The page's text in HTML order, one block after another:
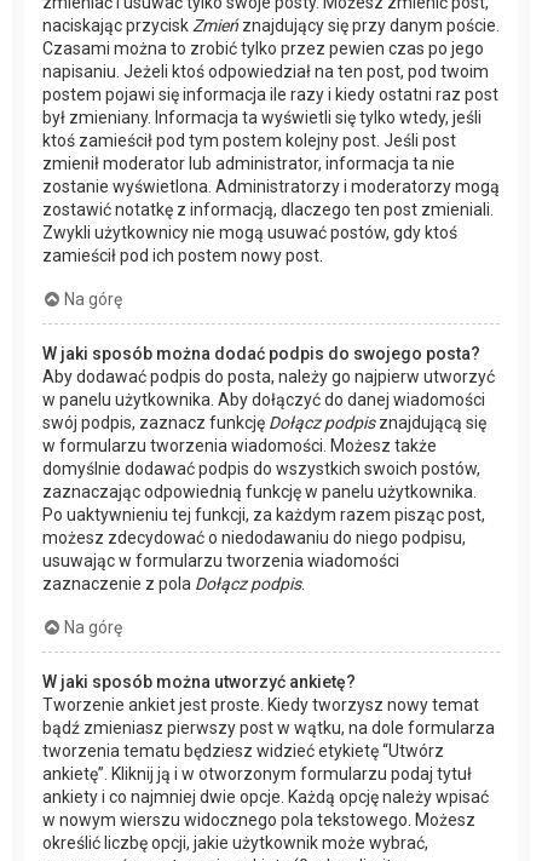
naciskając przycisk Zmieńznajdujący się przy danym poście.
Czasami można to zrobić tylko przez pewien czas po jego
napisaniu. Jeżeli ktoś odpowiedział na ten post, pod twoim
postem pojawi się informacja ile razy i kiedy ostatni raz post
był zmieniany. Informacja ta wyświetli się tylko wtedy, jeśli
ktoś zamieścił pod tym postem kolejny post. Jeśli post
zmienił moderator lub administrator, informacja ta nie
zostanie wyświetlona. Administratorzy i moderatorzy mogą
zostawić notatkę z informacją, dlaczego ten post zmieniali.
Zwykli użytkownicy nie mogą usuwać postów, gdy ktoś
zamieścił pod ich postem nowy post.
Na górę
W jaki sposób można dodać podpis do swojego posta?
Aby dodawać podpis do posta, należy go najpierw utworzyć
w panelu użytkownika. Aby dołączyć do danej wiadomości
swój podpis, zaznacz funkcję Dołącz podpisznajdującą się
w formularzu tworzenia wiadomości. Możesz także
domyślnie dodawać podpis do wszystkich swoich postów,
zaznaczając odpowiednią funkcję w panelu użytkownika.
Po uaktywnieniu tej funkcji, za każdym razem pisząc post,
możesz zdecydować o niedodawaniu do niego podpisu,
usuwając w formularzu tworzenia wiadomości
zaznaczenie z pola Dołącz podpis.
Na górę
W jaki sposób można utworzyć ankietę?
Tworzenie ankiet jest proste. Kiedy tworzysz nowy temat
bądź zmieniasz pierwszy post w wątku, na dole formularza
tworzenia tematu będziesz widzieć etykietę “Utwórz
ankietę”. Kliknij ją i w otworzonym formularzu podaj tytuł
ankiety i co najmniej dwie opcje. Każdą opcję należy wpisać
w nowym wierszu widocznego pola tekstowego. Możesz
określić liczbę opcji, jakie użytkownik może wybrać,